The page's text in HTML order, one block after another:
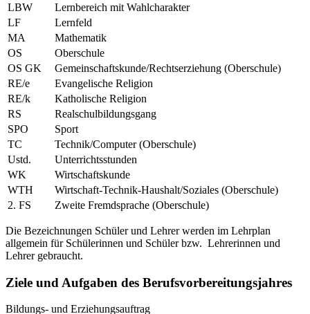
LBW
Lernbereich mit Wahlcharakter
LF
Lernfeld
MA
Mathematik
OS
Oberschule
OS GK
Gemeinschaftskunde/Rechtserziehung (Oberschule)
RE/e
Evangelische Religion
RE/k
Katholische Religion
RS
Realschulbildungsgang
SPO
Sport
TC
Technik/Computer (Oberschule)
Ustd.
Unterrichtsstunden
WK
Wirtschaftskunde
WTH
Wirtschaft-Technik-Haushalt/Soziales (Oberschule)
2. FS
Zweite Fremdsprache (Oberschule)
Die Bezeichnungen Schüler und Lehrer werden im Lehrplan
allgemein für Schülerinnen und Schüler bzw. Lehrerinnen und
Lehrer gebraucht.
Ziele und Aufgaben des Berufsvorbereitungsjahres
Bildungs- und Erziehungsauftrag